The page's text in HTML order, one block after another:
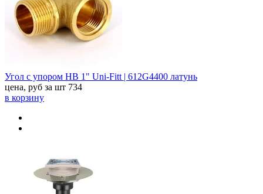
Угол с упором НВ 1" Uni-Fitt | 612G4400 латунь
цена, руб за шт 734
в корзину